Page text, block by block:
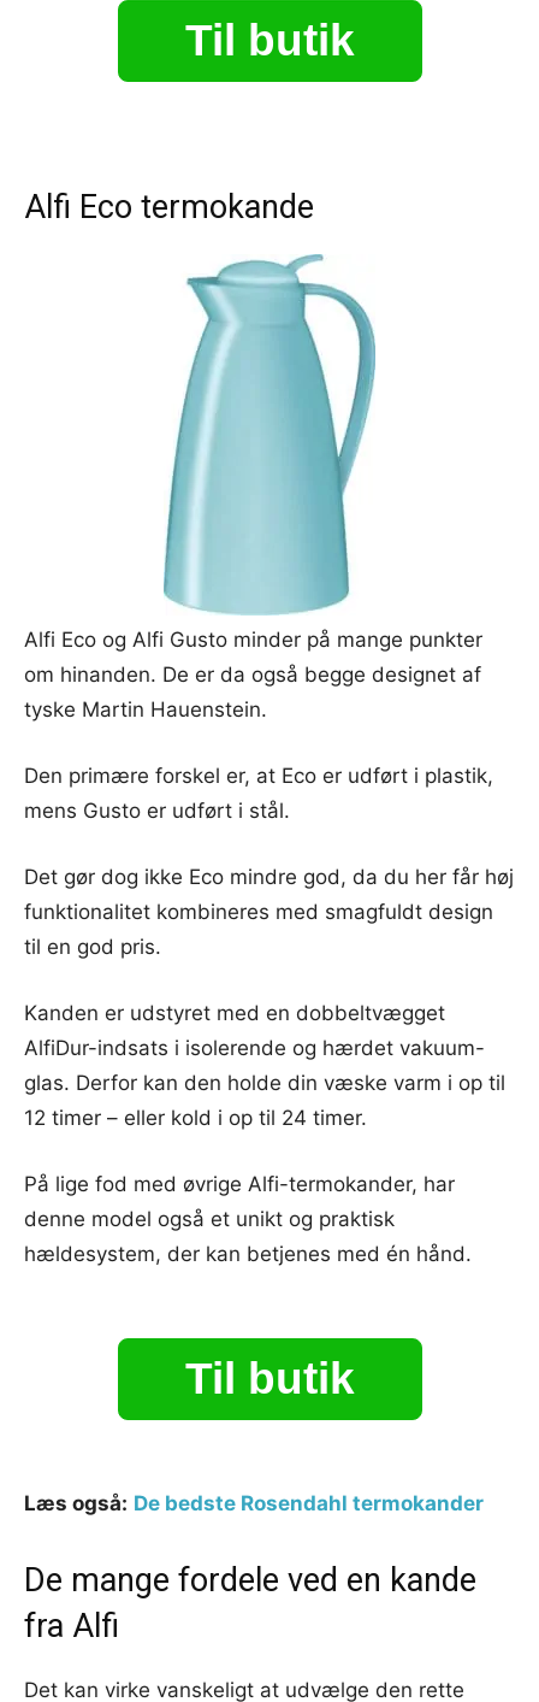
Til butik
Alfi Eco termokande
Alfi Eco og Alfi Gusto minder på mange punkter
om hinanden. De er da også begge designet af
tyske Martin Hauenstein.
Den primære forskel er, at Eco er udført i plastik,
mens Gusto er udført i stål.
Det gør dog ikke Eco mindre god, da du her får høj
funktionalitet kombineres med smagfuldt design
til en god pris.
Kanden er udstyret med en dobbeltvægget
AlfiDur-indsats i isolerende og hærdet vakuum-
glas. Derfor kan den holde din væske varm i op til
12 timer – eller kold i op til 24 timer.
På lige fod med øvrige Alfi-termokander, har
denne model også et unikt og praktisk
hældesystem, der kan betjenes med én hånd.
Til butik
Læs også: De bedste Rosendahl termokander
De mange fordele ved en kande
fra Alfi
Det kan virke vanskeligt at udvælge den rette